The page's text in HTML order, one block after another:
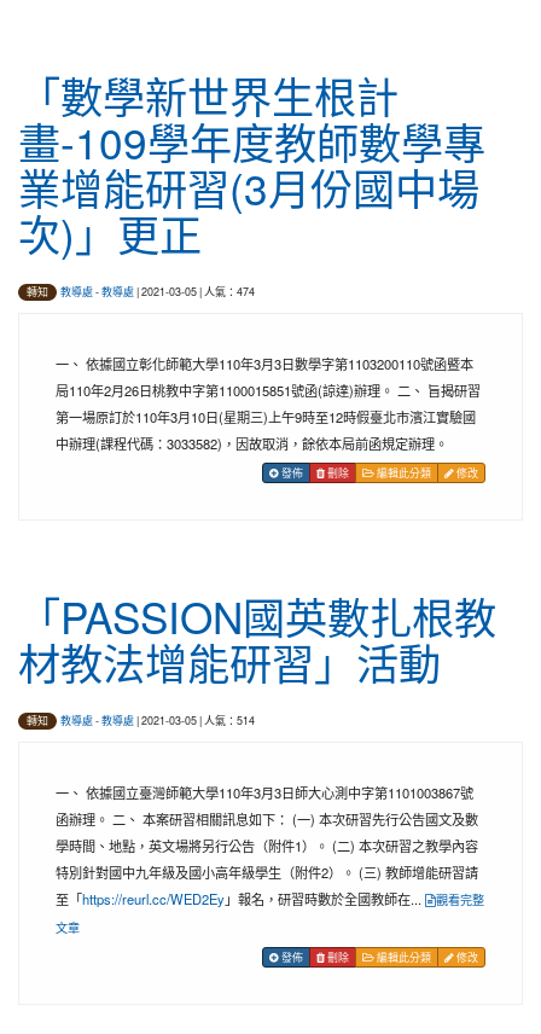
「數學新世界生根計
畫-109學年度教師數學專
業增能研習(3月份國中場
次)」更正
轉知 教導處-教導處| 2021-03-05 | 人氣：474
一、 依據國立彰化師範大學110年3月3日數學字第1103200110號函暨本
局110年2月26日桃教中字第1100015851號函(諒達)辦理。 二、 旨揭研習
第一場原訂於110年3月10日(星期三)上午9時至12時假臺北市濱江實驗國
中辦理(課程代碼：3033582)，因故取消，餘依本局前函規定辦理。
發佈 刪除 編輯此分類 修改
「PASSION國英數扎根教
材教法增能研習」活動
轉知 教導處-教導處| 2021-03-05 | 人氣：514
一、 依據國立臺灣師範大學110年3月3日師大心測中字第1101003867號
函辦理。 二、 本案研習相關訊息如下： (一) 本次研習先行公告國文及數
學時間、地點，英文場將另行公告（附件1）。 (二) 本次研習之教學內容
特別針對國中九年級及國小高年級學生（附件2）。 (三) 教師增能研習請
至「https://reurl.cc/WED2Ey」報名，研習時數於全國教師在...
觀看完整
文章
發佈 刪除 編輯此分類 修改